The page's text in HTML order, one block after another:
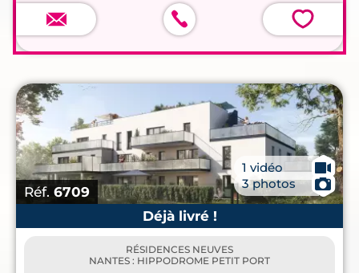
💗
Réf. 6709
1 vidéo 🎥
3 photos
📷
Déjà livré !
RÉSIDENCES NEUVES
NANTES : HIPPODROME PETIT PORT